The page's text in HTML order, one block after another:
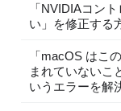
「NVIDIAコン
い」を修正する
「macOS はこ
まれていないこ
いうエラーを解